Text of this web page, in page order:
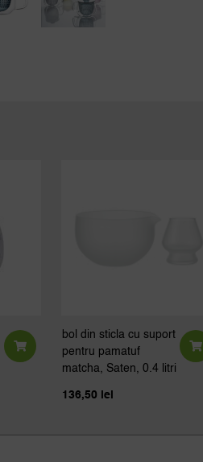
bol din sticla cu suport
pentru pamatuf
matcha, Saten, 0.4 litri
136,50 lei